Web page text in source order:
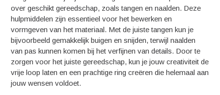
over geschikt gereedschap, zoals tangen en naalden. Deze
hulpmiddelen zijn essentieel voor het bewerken en
vormgeven van het materiaal. Met de juiste tangen kun je
bijvoorbeeld gemakkelijk buigen en snijden, terwijl naalden
van pas kunnen komen bij het verfijnen van details. Door te
zorgen voor het juiste gereedschap, kun je jouw creativiteit de
vrije loop laten en een prachtige ring creëren die helemaal aan
jouw wensen voldoet.